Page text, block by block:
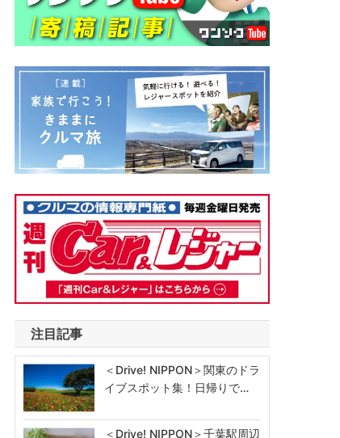
注目記事
＜Drive! NIPPON＞関東のドラ
イブスポット集！日帰りで…
＜Drive! NIPPON＞千葉駅周辺